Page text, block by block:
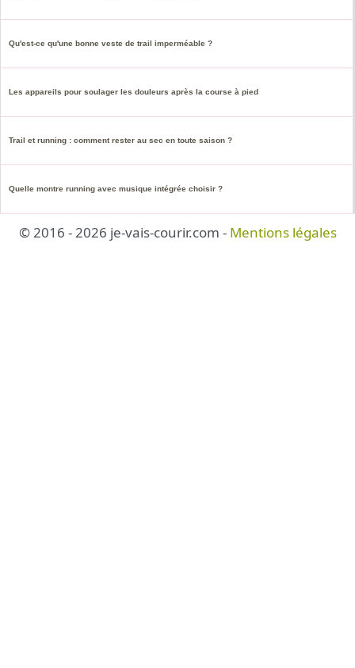
Qu'est-ce qu'une bonne veste de trail imperméable ?
Les appareils pour soulager les douleurs après la course à pied
Trail et running : comment rester au sec en toute saison ?
Quelle montre running avec musique intégrée choisir ?
© 2016 - 2026 je-vais-courir.com - Mentions légales